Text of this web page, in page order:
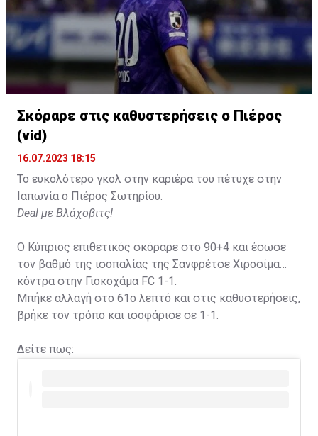
Σκόραρε στις καθυστερήσεις ο Πιέρος
(vid)
16.07.2023 18:15
Το ευκολότερο γκολ στην καριέρα του πέτυχε στην
Ιαπωνία ο Πιέρος Σωτηρίου.
Deal με Βλάχοβιτς!
Ο Κύπριος επιθετικός σκόραρε στο 90+4 και έσωσε
τον βαθμό της ισοπαλίας της Σανφρέτσε Χιροσίμα
κόντρα στην Γιοκοχάμα FC 1-1.
Μπήκε αλλαγή στο 61ο λεπτό και στις καθυστερήσεις,
βρήκε τον τρόπο και ισοφάρισε σε 1-1.
Δείτε πως: